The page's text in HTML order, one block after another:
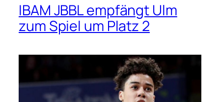
IBAM JBBL empfängt Ulm
zum Spiel um Platz 2